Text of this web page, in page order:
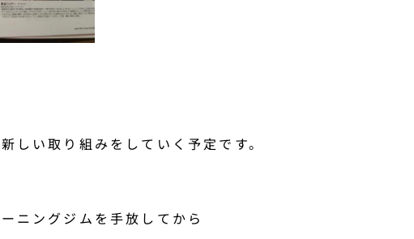
しい取り組みをしていく予定です。
ニングジムを手放してから